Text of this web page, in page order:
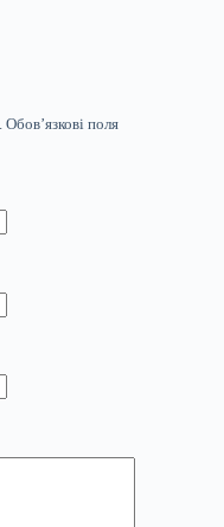
Обов’язкові поля